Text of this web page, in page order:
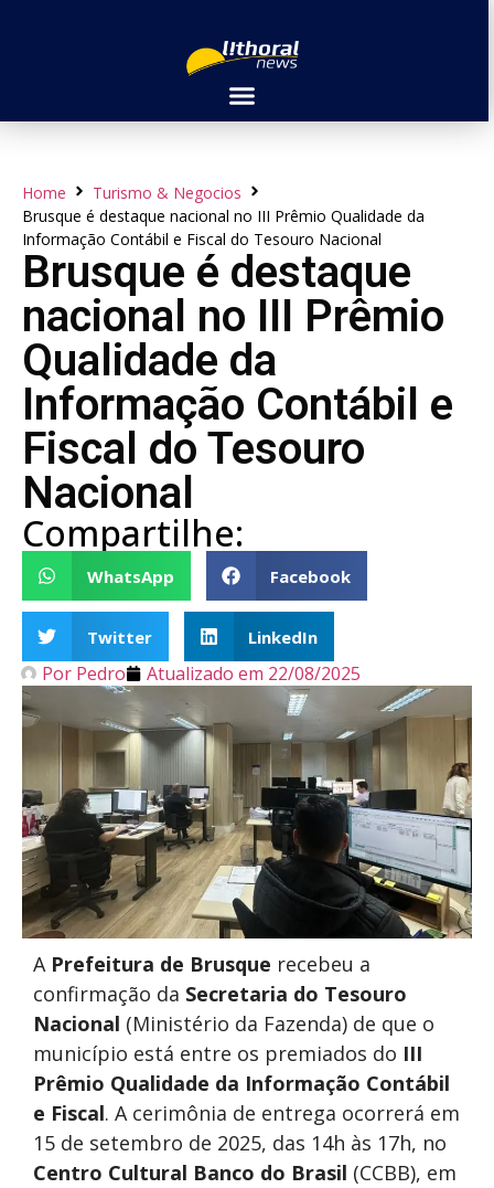
Home
Turismo & Negocios
Brusque é destaque nacional no III Prêmio Qualidade da
Informação Contábil e Fiscal do Tesouro Nacional
Brusque é destaque
nacional no III Prêmio
Qualidade da
Informação Contábil e
Fiscal do Tesouro
Nacional
Compartilhe:
WhatsApp Facebook
Twitter LinkedIn
Por Pedro Atualizado em 22/08/2025
A Prefeitura de Brusque recebeu a
confirmação da Secretaria do Tesouro
Nacional (Ministério da Fazenda) de que o
município está entre os premiados do III
Prêmio Qualidade da Informação Contábil
e Fiscal. A cerimônia de entrega ocorrerá em
15 de setembro de 2025, das 14h às 17h, no
Centro Cultural Banco do Brasil (CCBB), em